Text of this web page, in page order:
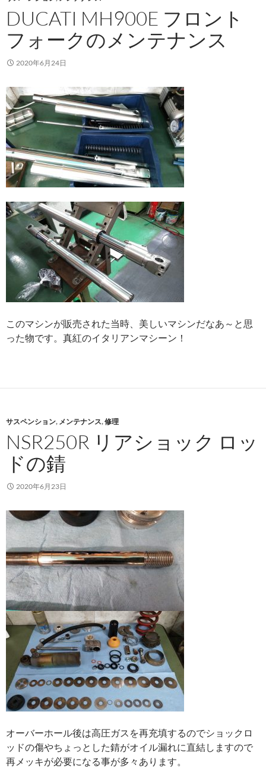
DUCATI MH900E フロント
フォークのメンテナンス
2020年6月24日
このマシンが販売された当時、美しいマシンだなあ～と思
った物です。真紅のイタリアンマシーン！
サスペンション, メンテナンス,修理
NSR250R リアショック ロッ
ドの錆
2020年6月23日
オーバーホール後は高圧ガスを再充填するのでショックロ
ッドの傷やちょっとした錆がオイル漏れに直結しますので
再メッキが必要になる事が多々あります。